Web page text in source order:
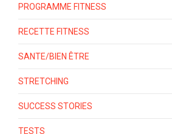
PROGRAMME FITNESS
RECETTE FITNESS
SANTE/BIEN ÊTRE
STRETCHING
SUCCESS STORIES
TESTS